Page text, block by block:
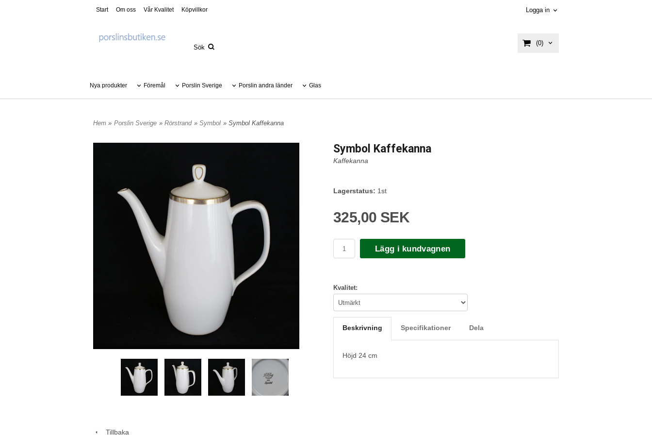
Start Om oss Vår Kvalitet Köpvillkor Logga in
(0)
Nya produkter Föremål Porslin Sverige Porslin andra länder Glas
Hem » Porslin Sverige » Rörstrand » Symbol » Symbol Kaffekanna
Symbol Kaffekanna
Kaffekanna
Lagerstatus: 1st
325,00 SEK
Lägg i kundvagnen
Kvalitet:
Beskrivning Specifikationer Dela
Höjd 24 cm
Tillbaka